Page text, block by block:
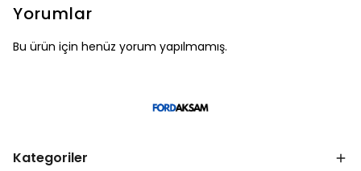
Yorumlar
Bu ürün için henüz yorum yapılmamış.
Kategoriler